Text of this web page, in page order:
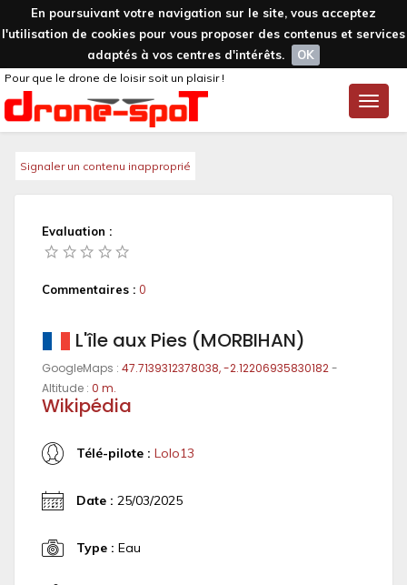
En poursuivant votre navigation sur le site, vous acceptez
l'utilisation de cookies pour vous proposer des contenus et services
adaptés à vos centres d'intérêts.
OK
Toggle
Pour que le drone de loisir soit un plaisir !
Signaler un contenu inapproprié
Evaluation :
Commentaires : 0
L'île aux Pies (MORBIHAN)
GoogleMaps : 47.7139312378038, -2.12206935830182-
Altitude : 0 m.
Wikipédia
Télé-pilote : Lolo13
Date : 25/03/2025
Type : Eau